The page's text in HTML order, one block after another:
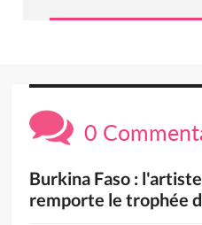
0
Burkina Faso :
remporte le trophée